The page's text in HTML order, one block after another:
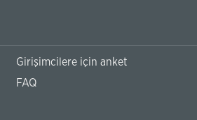
Girişimcilere için anket
FAQ